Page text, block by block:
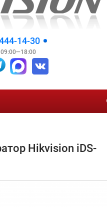
14-30
Hikvision iDS-